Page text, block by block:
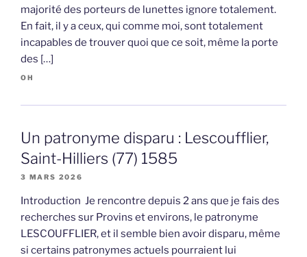
majorité des porteurs de lunettes ignore totalement.
En fait, il y a ceux, qui comme moi, sont totalement
incapables de trouver quoi que ce soit, même la porte
des […]
OH
Un patronyme disparu : Lescoufflier,
Saint-Hilliers (77) 1585
3 MARS 2026
Introduction Je rencontre depuis 2 ans que je fais des
recherches sur Provins et environs, le patronyme
LESCOUFFLIER, et il semble bien avoir disparu, même
si certains patronymes actuels pourraient lui